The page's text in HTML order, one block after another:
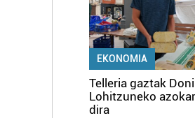
EKONOMIA
Telleria gaztak
Lohitzuneko
dira